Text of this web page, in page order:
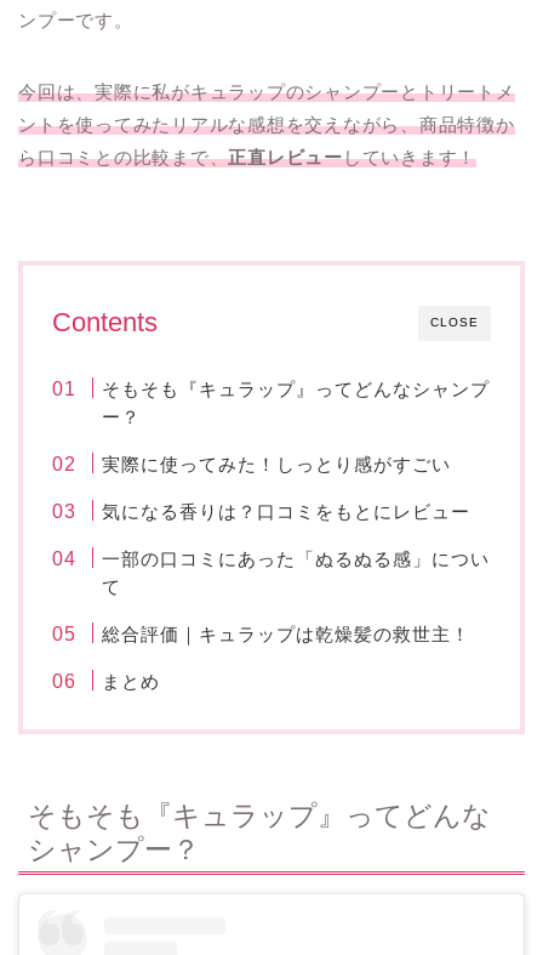
ンプーです。
今回は、実際に私がキュラップのシャンプーとトリートメ
ントを使ってみたリアルな感想を交えながら、商品特徴か
ら口コミとの比較まで、正直レビューしていきます！
CLOSE
Contents
そもそも『キュラップ』ってどんなシャンプ
ー？
実際に使ってみた！しっとり感がすごい
気になる香りは？口コミをもとにレビュー
一部の口コミにあった「ぬるぬる感」につい
て
総合評価｜キュラップは乾燥髪の救世主！
まとめ
そもそも『キュラップ』ってどんな
シャンプー？